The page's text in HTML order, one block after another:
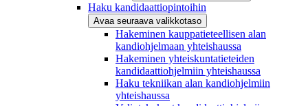
Haku kandidaattiopintoihin
Avaa seuraava valikkotaso
Hakeminen kauppatieteellisen alan
kandiohjelmaan yhteishaussa
Hakeminen yhteiskuntatieteiden
kandidaattiohjelmiin yhteishaussa
Haku tekniikan alan kandiohjelmiin
yhteishaussa